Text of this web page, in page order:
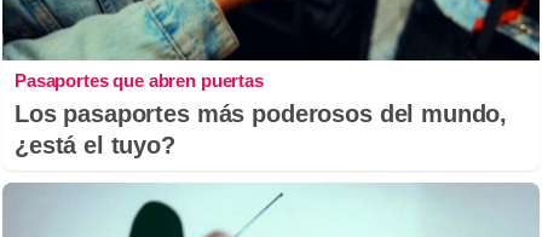
Pasaportes que abren puertas
Los pasaportes más poderosos del mundo,
¿está el tuyo?